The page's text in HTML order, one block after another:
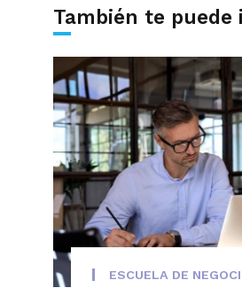
También te puede
ESCUELA DE